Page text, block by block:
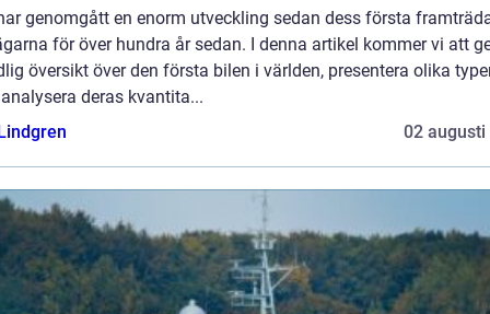
genomgått en enorm utveckling sedan dess första
för över hundra år sedan. I denna artikel kommer vi att
översikt över den första bilen i världen, presentera olika
deras kvantita...
02 augusti